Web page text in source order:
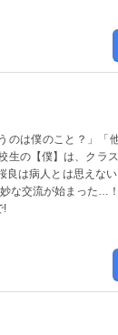
のは僕のこと？」
生の【僕】は、クラ
良は病人とは思えな
な交流が始まった…
!